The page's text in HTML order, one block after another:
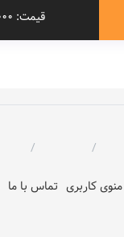
قیمت: 550,000,000
منوی کاربری تماس با ما